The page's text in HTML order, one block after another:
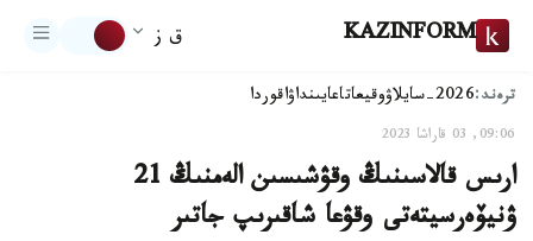
KAZINFORM ق ز
ترەند:2026-سايلاۋ وقيعاتاعايىنداۋاقوردا
09:06, 03 قاراشا 2023
ارىس قالاسىنىڭ وقۋشىسىن الەمنىڭ 21
ۋنيۆەرسيتەتى وقۋعا شاقىرىپ جاتىر